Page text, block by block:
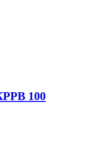
100